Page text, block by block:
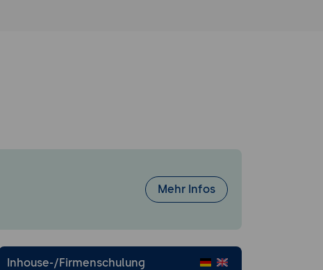
Mehr Infos
Inhouse-/Firmenschulung